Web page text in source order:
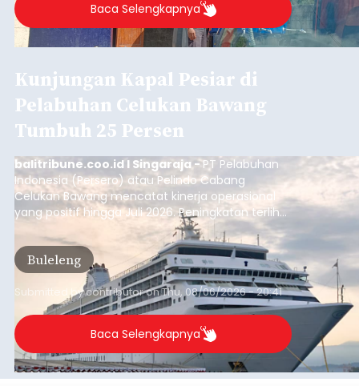
Baca Selengkapnya
Kunjungan Kapal Pesiar di
Pelabuhan Celukan Bawang
Tumbuh 25 Persen
balitribune.coo.id I Singaraja -PT Pelabuhan
Indonesia (Persero) atau Pelindo Cabang
Celukan Bawang mencatat kinerja operasional
yang positif hingga Juli 2026. Peningkatan terlihat
dari arus kapal yang mencapai 1,48 juta Gross
Tonnage (GT), atau tumbuh 12,4 persen
dibandingkan periode yang sama tahun lalu
yang tercatat sebesar 1,32 juta GT.
Buleleng
Submitted bycontributoronThu, 08/06/2026 - 20:41
Baca Selengkapnya